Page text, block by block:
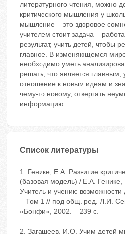
литературного чтения, можно
критического мышления у
мышление – это здоровое
учителем стоит задача –
результат, учить детей, чтобы
главное. В изменяющемся
необходимо уметь
решать, что является главным,
отношение к новым идеям и
чему-то новому, отвергать
информацию.
Список литературы
1. Генике, Е.А. Развитие
(базовая модель) / Е.А.
Учитель и ученик:
– Том 1 // под общ. ред. Л.И.
«Бонфи», 2002. – 239 с.
2. Загашеев, И.О. Учим детей